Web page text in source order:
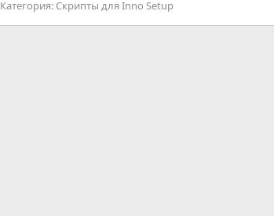
Категория: Скрипты для Inno Setup